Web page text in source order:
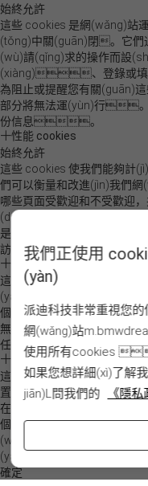
始終允許
這些 cookies 是網(wǎng)站
(tǒng)中關(guān)閉。它們
(wù)請(qǐng)求的操作而設
(xiàng)、登錄或填
為阻止或提醒您有關(guān)
部分將無法運(yùn)行。
份信息。
性能 cookies
始終允許
這些 cookies 使我們能夠
們可以衡量和改進(jìn)我們
哪些頁面受歡迎和不受歡迎
(dòng)。這些 cookies
是匿名的。如果您不允
訪問了我們的網(wǎng)站
功能性 cookies
這些 cookies 收集信息用于
(yàn)。您可以使用此
個(gè)人信息的權(quán)利
無法向您提供個(gè)性化廣
任何第三方。
定位 Cookies
這些 cookies 可能由我們的
置。這些公司可能會
在其他網(wǎng)站上向您展
個(gè)人信息，而是基于唯
(wǎng)設(shè)備。如果
(yàn)到較少針對(duì)性的廣告
確定
我們正使用
(yàn)
派迪科技非常重視您
網(wǎng)站
使用所有cookies
如果您想詳細(xì)了解
jiān)L問我們的
《隱私